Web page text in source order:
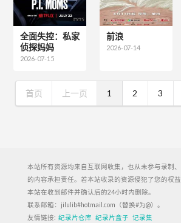
全面失控：私家
侦探妈妈
2026-07-15
前浪
2026-07-14
首页 上一页 1 2 3
本站所有资源均来自互联网收集，也从未参与录制
的内容承担责任。若本站收录的资源侵犯了您的权益
本站在收到邮件并确认后的24小时内删除。
联系邮箱：jilulib#hotmail.com（替换#为@）。
友情链接: 纪录片仓库 纪录片盒子 记录集